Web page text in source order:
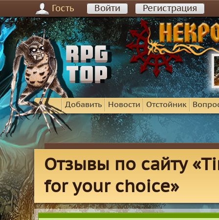
Гость Войти Регистрация
Добавить Новости Отстойник
Отзывы по сайту
for your choice»